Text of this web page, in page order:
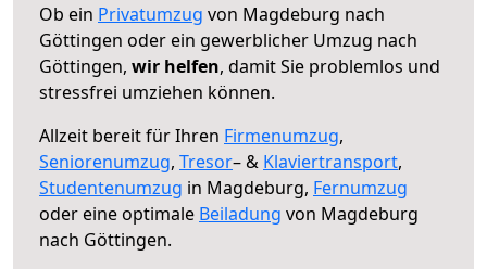
Ob ein Privatumzug von Magdeburg nach
Göttingen oder ein gewerblicher Umzug nach
Göttingen, wir helfen, damit Sie problemlos und
stressfrei umziehen können.
Allzeit bereit für Ihren Firmenumzug,
Seniorenumzug, Tresor– & Klaviertransport,
Studentenumzug in Magdeburg, Fernumzug
oder eine optimale Beiladung von Magdeburg
nach Göttingen.